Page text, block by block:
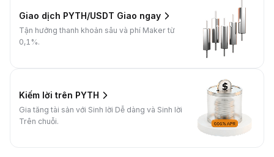
Giao dịch PYTH/USDT Giao ngay
Tận hưởng thanh khoản sâu và phí Maker từ
0,1%.
Kiếm lời trên PYTH
Gia tăng tài sản với Sinh lời Dễ dàng và Sinh lời
Trên chuỗi.